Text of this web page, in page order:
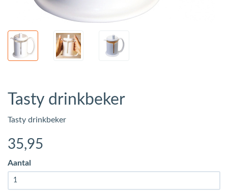
Tasty drinkbeker
Tasty drinkbeker
35,95
Aantal